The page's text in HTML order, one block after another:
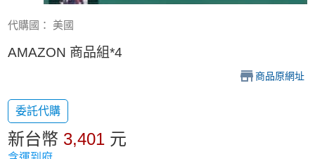
代購國： 美國
AMAZON 商品組*4
商品原網址
委託代購
新台幣 3,401 元